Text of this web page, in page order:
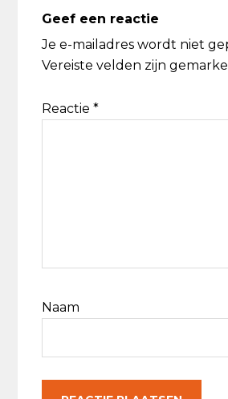
Geef een reactie
Je e-mailadres wordt niet
Vereiste velden zijn
Reactie*
Naam